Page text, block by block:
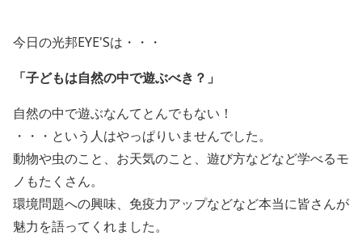
今日の光邦EYE'Sは・・・
「子どもは自然の中で遊ぶべき？」
自然の中で遊ぶなんてとんでもない！
・・・という人はやっぱりいませんでした。
動物や虫のこと、お天気のこと、遊び方などなど学べるモ
ノもたくさん。
環境問題への興味、免疫力アップなどなど本当に皆さんが
魅力を語ってくれました。